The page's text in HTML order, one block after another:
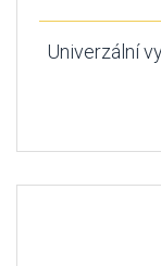
Univerzální